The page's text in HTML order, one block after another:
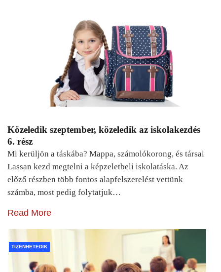
Közeledik szeptember, közeledik az iskolakezdés
6. rész
Mi kerüljön a táskába? Mappa, számolókorong, és társai
Lassan kezd megtelni a képzeletbeli iskolatáska. Az
előző részben több fontos alapfelszerelést vettünk
számba, most pedig folytatjuk…
Read More
TIZENHETEDIK